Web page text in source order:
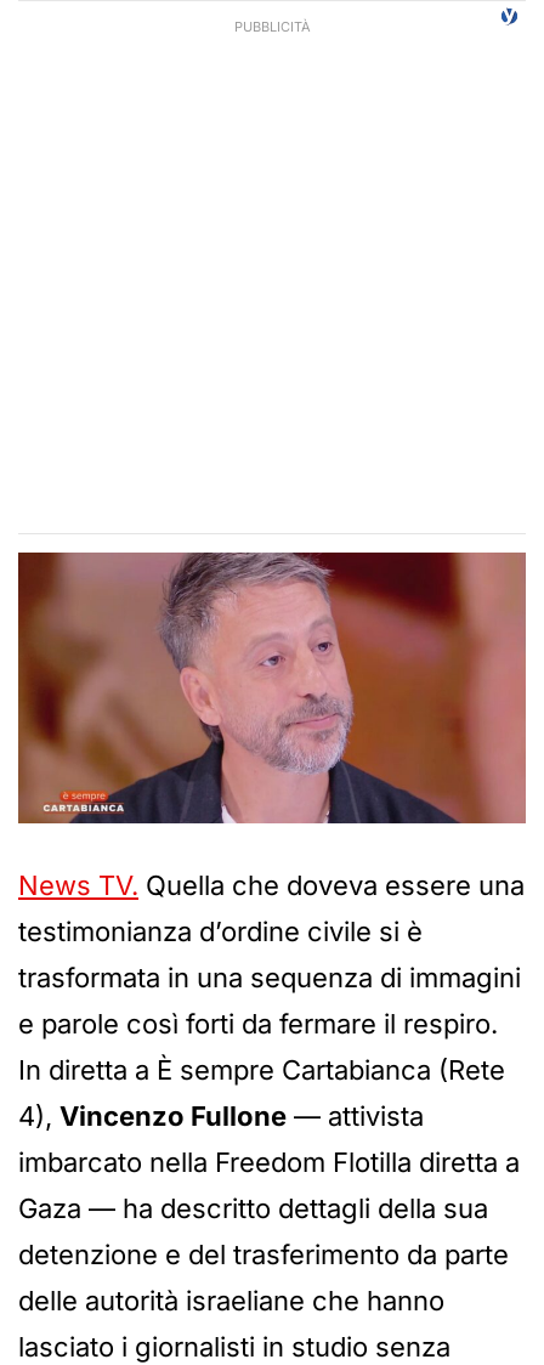
News TV. Quella che doveva essere una
testimonianza d’ordine civile si è
trasformata in una sequenza di immagini
e parole così forti da fermare il respiro.
In diretta a È sempre Cartabianca (Rete
4), Vincenzo Fullone — attivista
imbarcato nella Freedom Flotilla diretta a
Gaza — ha descritto dettagli della sua
detenzione e del trasferimento da parte
delle autorità israeliane che hanno
lasciato i giornalisti in studio senza